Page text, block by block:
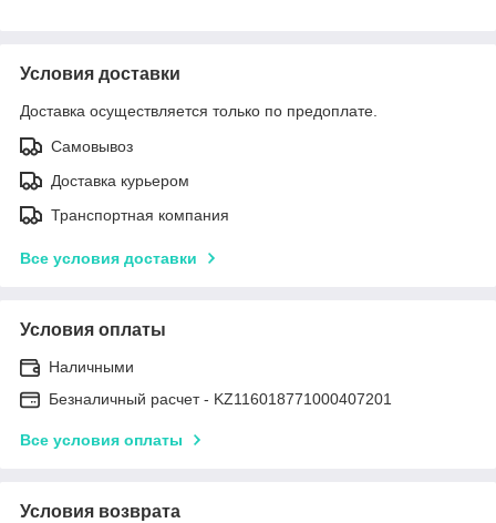
Условия доставки
Доставка осуществляется только по предоплате.
Самовывоз
Доставка курьером
Транспортная компания
Все условия доставки
Условия оплаты
Наличными
Безналичный расчет - KZ116018771000407201
Все условия оплаты
Условия возврата